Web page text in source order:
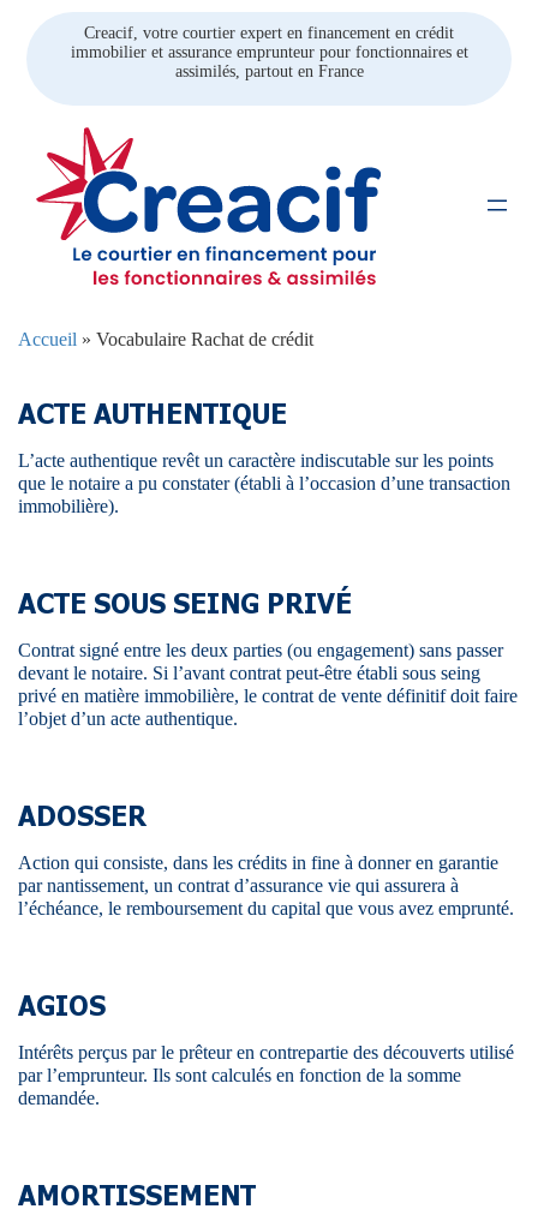
Creacif, votre courtier expert en financement en crédit
immobilier et assurance emprunteur pour fonctionnaires et
assimilés, partout en France
Accueil » Vocabulaire Rachat de crédit
ACTE AUTHENTIQUE
L’acte authentique revêt un caractère indiscutable sur les points
que le notaire a pu constater (établi à l’occasion d’une transaction
immobilière).
ACTE SOUS SEING PRIVÉ
Contrat signé entre les deux parties (ou engagement) sans passer
devant le notaire. Si l’avant contrat peut-être établi sous seing
privé en matière immobilière, le contrat de vente définitif doit faire
l’objet d’un acte authentique.
ADOSSER
Action qui consiste, dans les crédits in fine à donner en garantie
par nantissement, un contrat d’assurance vie qui assurera à
l’échéance, le remboursement du capital que vous avez emprunté.
AGIOS
Intérêts perçus par le prêteur en contrepartie des découverts utilisé
par l’emprunteur. Ils sont calculés en fonction de la somme
demandée.
AMORTISSEMENT